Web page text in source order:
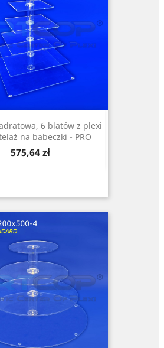
6 blatów z plexi
na babeczki - PRO
Cena
575,64 zł